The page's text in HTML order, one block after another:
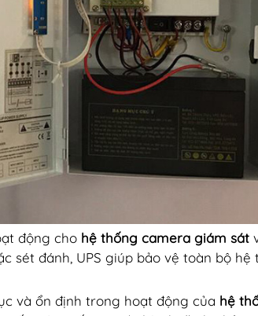
động cho hệ thống camera giám sát
sét đánh, UPS giúp bảo vệ toàn bộ hệ
và ổn định trong hoạt động của hệ